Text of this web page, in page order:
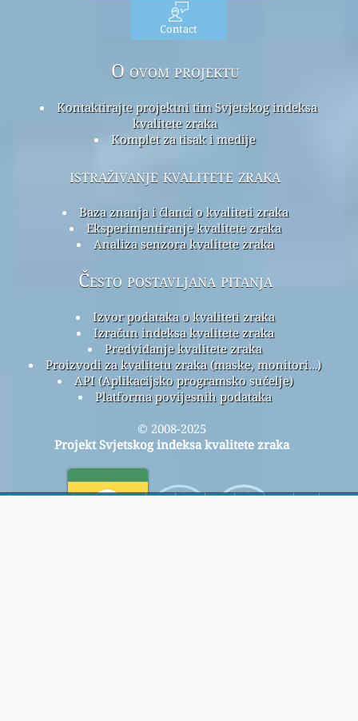
Contact
O ovom projektu
Kontaktirajte projektni tim Svjetskog indeksa
kvalitete zraka
Komplet za tisak i medije
istraživanje kvalitete zraka
Baza znanja i članci o kvaliteti zraka
Eksperimentiranje kvalitete zraka
Analiza senzora kvalitete zraka
Često postavljana pitanja
Izvor podataka o kvaliteti zraka
Izračun indeksa kvalitete zraka
Predviđanje kvalitete zraka
Proizvodi za kvalitetu zraka (maske, monitori…)
API (Aplikacijsko programsko sučelje)
Platforma povijesnih podataka
© 2008-2025
Projekt Svjetskog indeksa kvalitete zraka